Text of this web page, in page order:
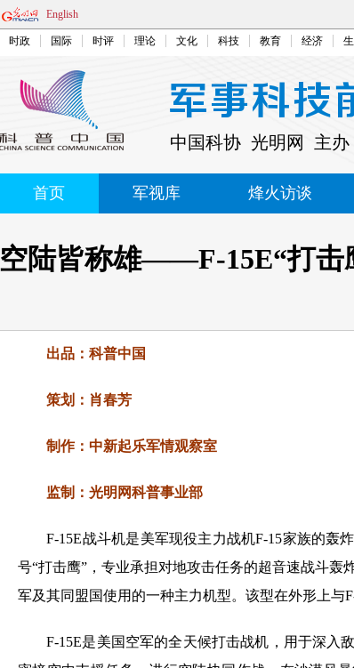
English
时政 国际 时评 理论 文化 科技 教育 经济
中国科协 光明网 主办
首页 军视库 烽火访谈
空陆皆称雄——F-15E“打击
出品：科普中国
策划：肖春芳
制作：中新起乐军情观察室
监制：光明网科普事业部
F-15E战斗机是美军现役主力战机F-15家族的轰
号“打击鹰”，专业承担对地攻击任务的超音速战斗轰
军及其同盟国使用的一种主力机型。该型在外形上与
F-15E是美国空军的全天候打击战机，用于深入